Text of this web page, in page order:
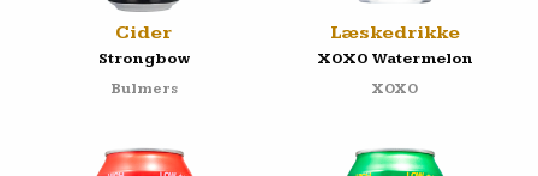
Cider
Strongbow
Bulmers
Læskedrikke
XOXO Watermelon
XOXO